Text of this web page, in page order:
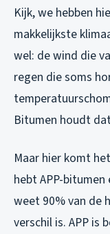
Kijk, we hebben
makkelijkste
wel: de wind die
regen die soms
Bitumen houdt
Maar hier komt
hebt APP-bitumen
weet 90% van de
verschil is. APP is